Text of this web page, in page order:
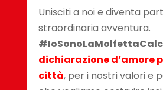
Unisciti a noi e diventa
straordinaria avventura.
dichiarazione d’amore
città, per i nostri valori e